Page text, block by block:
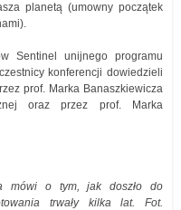
planetą (umowny początek
Sentinel unijnego programu
konferencji dowiedzieli
prof. Marka Banaszkiewicza
oraz przez prof. Marka
mówi o tym, jak doszło do
trwały kilka lat. Fot.